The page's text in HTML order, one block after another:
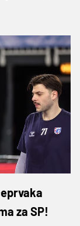
za SP!